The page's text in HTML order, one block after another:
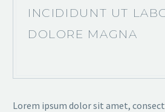
INCIDIDUNT UT
DOLORE MAGNA
Lorem ipsum dolor sit amet,